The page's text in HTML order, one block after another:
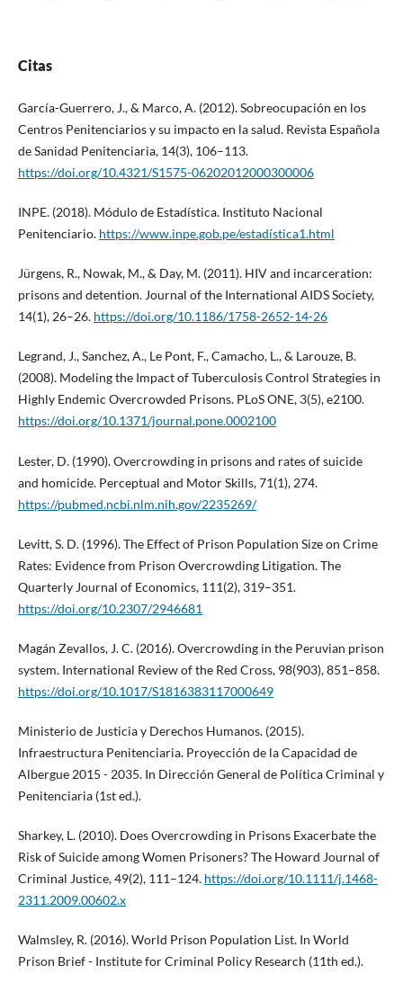
Citas
García-Guerrero, J., & Marco, A. (2012). Sobreocupación en los
Centros Penitenciarios y su impacto en la salud. Revista Española
de Sanidad Penitenciaria, 14(3), 106–113.
https://doi.org/10.4321/S1575-06202012000300006
INPE. (2018). Módulo de Estadística. Instituto Nacional
Penitenciario. https://www.inpe.gob.pe/estadística1.html
Jürgens, R., Nowak, M., & Day, M. (2011). HIV and incarceration:
prisons and detention. Journal of the International AIDS Society,
14(1), 26–26. https://doi.org/10.1186/1758-2652-14-26
Legrand, J., Sanchez, A., Le Pont, F., Camacho, L., & Larouze, B.
(2008). Modeling the Impact of Tuberculosis Control Strategies in
Highly Endemic Overcrowded Prisons. PLoS ONE, 3(5), e2100.
https://doi.org/10.1371/journal.pone.0002100
Lester, D. (1990). Overcrowding in prisons and rates of suicide
and homicide. Perceptual and Motor Skills, 71(1), 274.
https://pubmed.ncbi.nlm.nih.gov/2235269/
Levitt, S. D. (1996). The Effect of Prison Population Size on Crime
Rates: Evidence from Prison Overcrowding Litigation. The
Quarterly Journal of Economics, 111(2), 319–351.
https://doi.org/10.2307/2946681
Magán Zevallos, J. C. (2016). Overcrowding in the Peruvian prison
system. International Review of the Red Cross, 98(903), 851–858.
https://doi.org/10.1017/S1816383117000649
Ministerio de Justicia y Derechos Humanos. (2015).
Infraestructura Penitenciaria. Proyección de la Capacidad de
Albergue 2015 - 2035. In Dirección General de Política Criminal y
Penitenciaria (1st ed.).
Sharkey, L. (2010). Does Overcrowding in Prisons Exacerbate the
Risk of Suicide among Women Prisoners? The Howard Journal of
Criminal Justice, 49(2), 111–124. https://doi.org/10.1111/j.1468-
2311.2009.00602.x
Walmsley, R. (2016). World Prison Population List. In World
Prison Brief - Institute for Criminal Policy Research (11th ed.).